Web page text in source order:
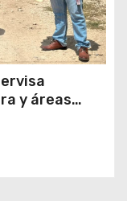
y áreas